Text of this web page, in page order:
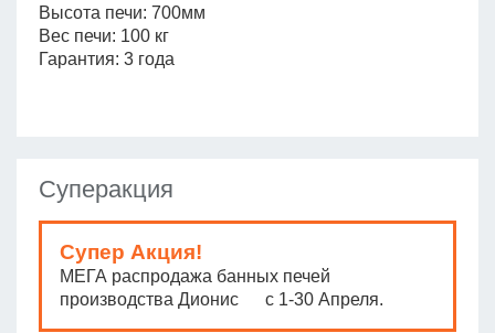
Высота печи: 700мм
Вес печи: 100 кг
Гарантия: 3 года
Суперакция
Супер Акция!
МЕГА распродажа банных печей
производства Дионис с 1-30 Апреля.